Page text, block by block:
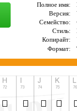
Полное имя:
Версия:
Семейство:
Стиль:
Копирайт:
Формат: